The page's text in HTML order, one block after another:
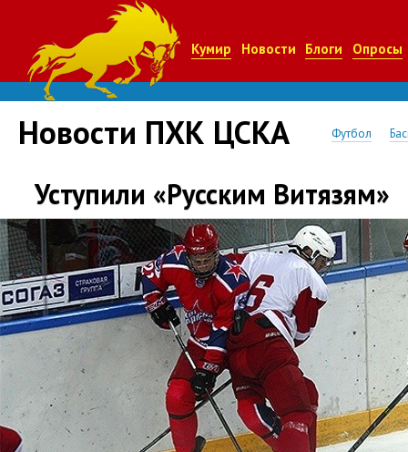
Кумир Новости Блоги Опросы
Новости ПХК ЦСКА Футбол
Уступили «Русским Витязям»